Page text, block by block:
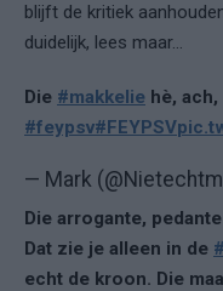
blijft de kritiek
duidelijk, lees maar...
Die #makkelie hè,
#feypsv#FEYPSV
— Mark
Die arrogante,
Dat zie je alleen in de
echt de kroon. Die